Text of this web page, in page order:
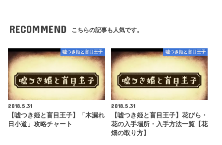
RECOMMEND こちらの記事も人気です。
嘘つき姫と盲目王子
2018.5.31
【嘘つき姫と盲目王子】「木漏れ
日小道」攻略チャート
嘘つき姫と盲目王子
2018.5.31
【嘘つき姫と盲目王子】花びら・
花の入手場所・入手方法一覧【花
畑の取り方】